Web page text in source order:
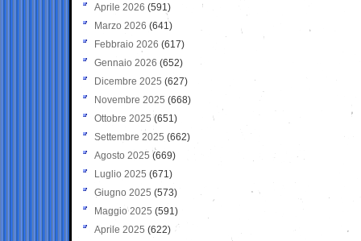
Aprile 2026 (591)
Marzo 2026 (641)
Febbraio 2026 (617)
Gennaio 2026 (652)
Dicembre 2025 (627)
Novembre 2025 (668)
Ottobre 2025 (651)
Settembre 2025 (662)
Agosto 2025 (669)
Luglio 2025 (671)
Giugno 2025 (573)
Maggio 2025 (591)
Aprile 2025 (622)